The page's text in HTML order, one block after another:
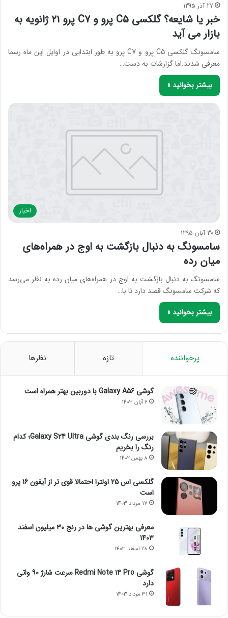
27 آذر 1395
خبر یا شایعه؟ گلکسی C5 پرو و C7 پرو ۲۱ ژانویه به
بازار می آید
سامسونگ گلکسی C5 پرو و C7 پرو به طور ابتدایی در اوایل این ماه رسما
معرفی شدند.اما گزارشات به دست…
بیشتر بخوانید »
اخبار
30 آبان 1395
سامسونگ به دنبال بازگشت به اوج در همراه‌های
میان رده
سامسونگ به دنبال بازگشت به اوج در همراه‌های میان رده به نظر می‌رسد
که شرکت سامسونگ قصد دارد تا با…
بیشتر بخوانید »
پرخواننده تازه نظرها
گوشی Galaxy A56 با دوربین بهتر همراه است
6 آبان 1403
بررسی رنگ بندی گوشی Galaxy S24 Ultra؛ کدام
رنگ را بخریم
8 بهمن 1402
گلکسی اس 25 اولترا احتمالا قوی تر از آیفون 16 پرو
است
17 مرداد 1403
معرفی بهترین گوشی ها در رنج ۳۰ میلیون اسفند
1403
28 اسفند 1403
گوشی Redmi Note 14 Pro سرعت شارژ 90 واتی
دارد
31 مرداد 1403